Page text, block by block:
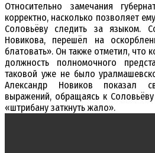
Относительно замечания
корректно, насколько позволяет
Соловьёву следить за языком.
Новикова, перешёл на
блатовать». Он также отметил, что
должность полномочного
таковой уже не было
Александр Новиков показал
выражений, обращаясь к
«штрибану заткнуть жало».